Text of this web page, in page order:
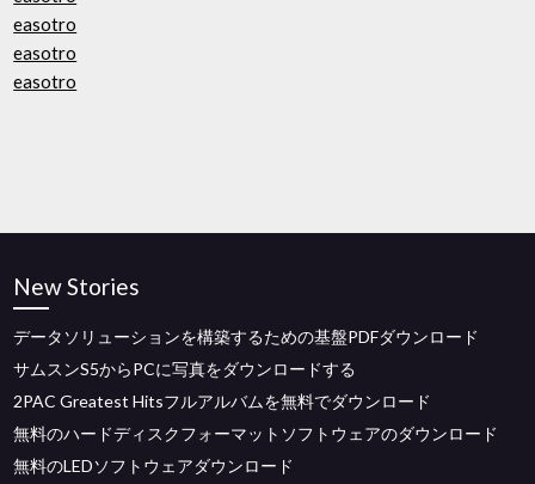
easotro
easotro
easotro
New Stories
データソリューションを構築するための基盤PDFダウンロード
サムスンS5からPCに写真をダウンロードする
2PAC Greatest Hitsフルアルバムを無料でダウンロード
無料のハードディスクフォーマットソフトウェアのダウンロード
無料のLEDソフトウェアダウンロード